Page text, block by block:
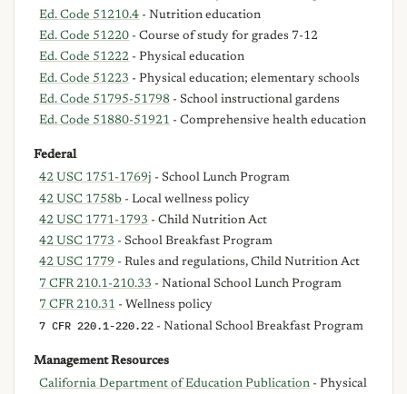
Ed. Code 51210.4 - Nutrition education
Ed. Code 51220 - Course of study for grades 7-12
Ed. Code 51222 - Physical education
Ed. Code 51223 - Physical education; elementary schools
Ed. Code 51795-51798 - School instructional gardens
Ed. Code 51880-51921 - Comprehensive health education
Federal
42 USC 1751-1769j - School Lunch Program
42 USC 1758b - Local wellness policy
42 USC 1771-1793 - Child Nutrition Act
42 USC 1773 - School Breakfast Program
42 USC 1779 - Rules and regulations, Child Nutrition Act
7 CFR 210.1-210.33 - National School Lunch Program
7 CFR 210.31 - Wellness policy
7 CFR 220.1-220.22 - National School Breakfast Program
Management Resources
California Department of Education Publication - Physical